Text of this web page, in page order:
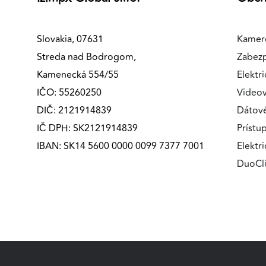
Slovakia, 07631
Streda nad Bodrogom,
Kamenecká 554/55
IČO: 55260250
DIČ: 2121914839
IČ DPH: SK2121914839
IBAN: SK14 5600 0000 0099 7377 7001
Marketingové cookies sa používajú na sledovanie
správania používateľov naprieč webovými stránkami.
Umožňujú nám a našim partnerom zobrazovať cielenú a
relevantnú reklamu, a to na našom webe aj v
reklamných sieťach tretích strán.
Google Ads
Poskytovateľ: Google